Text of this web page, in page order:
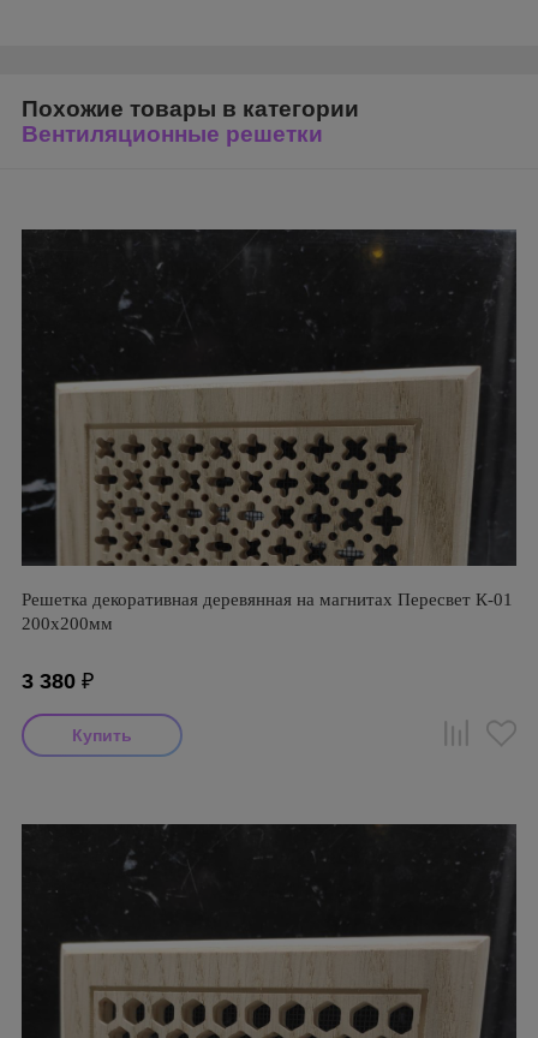
Похожие товары в категории
Вентиляционные решетки
Решетка декоративная деревянная на магнитах Пересвет К-01
200х200мм
3 380 ₽